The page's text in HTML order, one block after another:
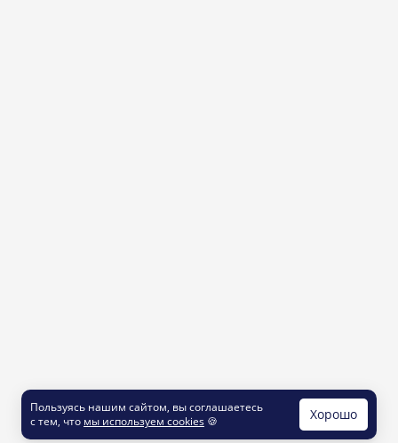
Пользуясь нашим сайтом, вы соглашаетесь
с тем, что мы используем cookies 🍪 Хорошо